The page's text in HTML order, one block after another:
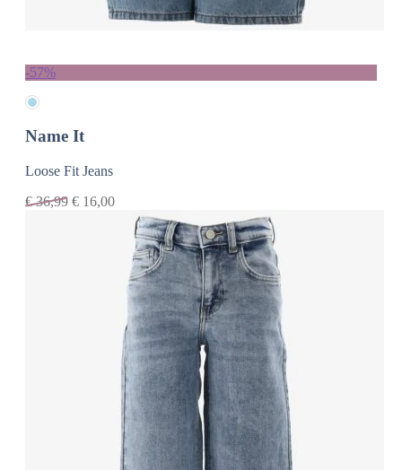
-57%
Name It
Loose Fit Jeans
€36,99 € 16,00